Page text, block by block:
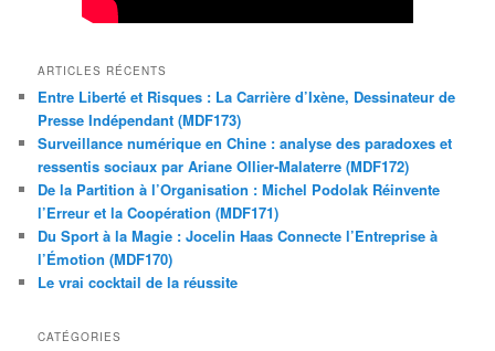
ARTICLES RÉCENTS
Entre Liberté et Risques : La Carrière d’Ixène, Dessinateur de
Presse Indépendant (MDF173)
Surveillance numérique en Chine : analyse des paradoxes et
ressentis sociaux par Ariane Ollier-Malaterre (MDF172)
De la Partition à l’Organisation : Michel Podolak Réinvente
l’Erreur et la Coopération (MDF171)
Du Sport à la Magie : Jocelin Haas Connecte l’Entreprise à
l’Émotion (MDF170)
Le vrai cocktail de la réussite
CATÉGORIES